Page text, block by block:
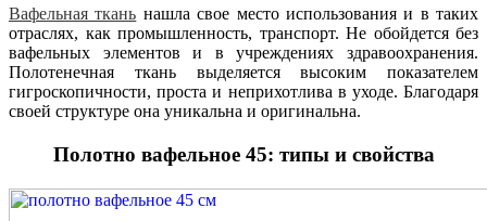
Вафельная ткань нашла свое место использования и в таких
отраслях, как промышленность, транспорт. Не обойдется без
вафельных элементов и в учреждениях здравоохранения.
Полотенечная ткань выделяется высоким показателем
гигроскопичности, проста и неприхотлива в уходе. Благодаря
своей структуре она уникальна и оригинальна.
Полотно вафельное 45: типы и свойства